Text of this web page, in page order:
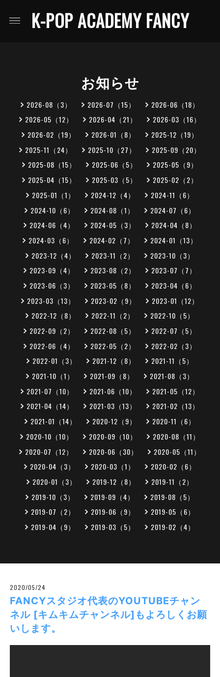
K-POP ACADEMY FANCY
お知らせ
2026-08（3） 2026-07（15）
2026-06（18）
2026-05（12）
2026-04（21）
2026-03（16）
2026-02（19）
2026-01（8）
2025-12（19）
2025-11（24）
2025-10（27）
2025-09（20）
2025-08（15）
2025-06（5）
2025-05（9）
2025-04（15）
2025-03（5）
2025-02（2）
2025-01（1）
2024-12（4）
2024-11（6）
2024-10（6）
2024-08（1）
2024-07（6）
2024-06（4）
2024-05（3）
2024-04（8）
2024-03（6）
2024-02（7）
2024-01（13）
2023-12（4）
2023-11（2）
2023-10（3）
2023-09（4）
2023-08（2）
2023-07（7）
2023-06（3）
2023-05（8）
2023-04（6）
2023-03（13）
2023-02（9）
2023-01（12）
2022-12（8）
2022-11（2）
2022-10（5）
2022-09（2）
2022-08（5）
2022-07（5）
2022-06（4）
2022-05（2）
2022-02（3）
2022-01（3）
2021-12（8）
2021-11（5）
2021-10（1）
2021-09（8）
2021-08（3）
2021-07（10）
2021-06（10）
2021-05（12）
2021-04（14）
2021-03（13）
2021-02（13）
2021-01（14）
2020-12（9）
2020-11（6）
2020-10（10）
2020-09（10）
2020-08（11）
2020-07（12）
2020-06（30）
2020-05（11）
2020-04（3）
2020-03（1）
2020-02（6）
2020-01（3）
2019-12（8）
2019-11（2）
2019-10（3）
2019-09（4）
2019-08（5）
2019-07（2）
2019-06（9）
2019-05（6）
2019-04（9）
2019-03（5） 2019-02（4）
2020/05/24
FANCYスタジオ代表のYOUTUBEチャン
ネル [キムキムチャンネル]もよろしくお願
いします。